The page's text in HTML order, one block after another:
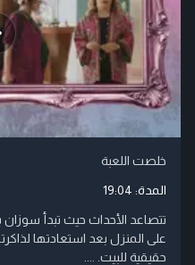
خلصت اللعبة
المدة: 19:04
تتصاعد الأحداث حيث تبدأ
على المنزل بعد استعادتها
حقيقية للبيت. ....